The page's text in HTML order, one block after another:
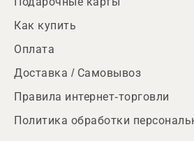
Как купить
Оплата
Доставка / Самовывоз
Правила интернет-торговли
Политика обработки